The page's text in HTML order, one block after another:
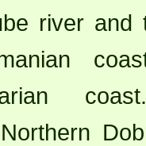
river and